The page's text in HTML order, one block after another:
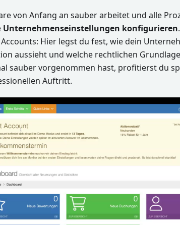
von Anfang an sauber arbeitet und alle
Unternehmenseinstellungen konfigurieren
Hier legst du fest, wie dein
aussieht und welche rechtlichen
sauber vorgenommen hast, profitierst du
Auftritt.